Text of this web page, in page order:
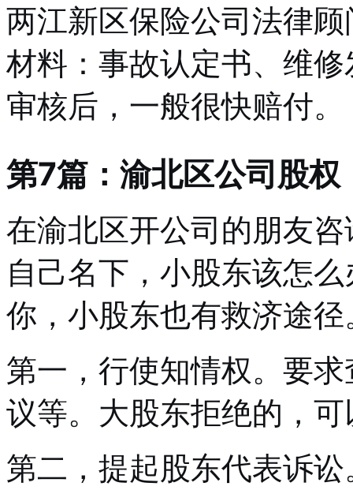
两江新区保险公司法律
材料：事故认定书、维
审核后，一般很快赔付。
第7篇：渝北区公司股
在渝北区开公司的朋友
自己名下，小股东该怎
你，小股东也有救济途径
第一，行使知情权。要
议等。大股东拒绝的，
第二，提起股东代表诉